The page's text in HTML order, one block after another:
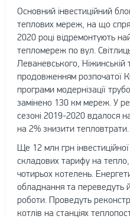
Основний інвестиційний
теплових мереж, на що
2020 році відремонтують
тепломереж по вул.
Леваневського,
продовженням розпочатої
програми модернізації
замінено 130 км мереж. У
сезоні 2019-2020 вдалося
на 2% знизити тепловтрати.
Ще 12 млн грн
складових тарифу на
чотирьох котелень.
обладнання та переведуть
роботи. Проведуть
котлів на станціях